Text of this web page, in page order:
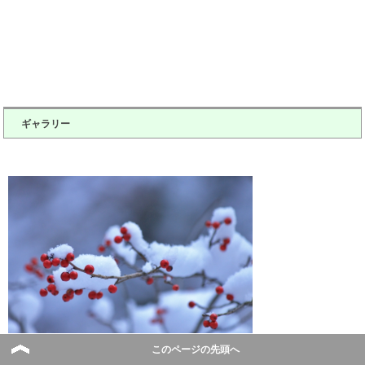
ギャラリー
このページの先頭へ